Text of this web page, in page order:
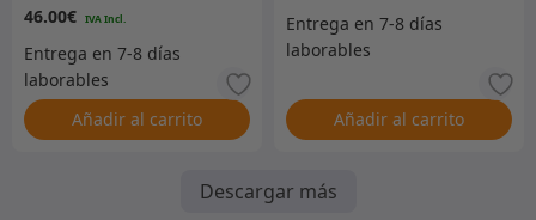
46.00€
Añadir al carrito Añadir al carrito
Descargar más